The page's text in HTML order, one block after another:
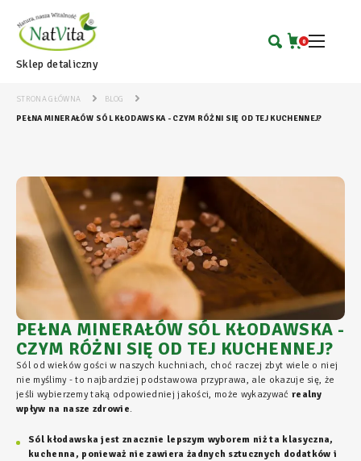
Sklep detaliczny
0
STRONA GŁÓWNA
BLOG
PEŁNA MINERAŁÓW SÓL KŁODAWSKA - CZYM RÓŻNI SIĘ OD TEJ KUCHENNEJ?
PEŁNA MINERAŁÓW SÓL KŁODAWSKA -
CZYM RÓŻNI SIĘ OD TEJ KUCHENNEJ?
Sól od wieków gości w naszych kuchniach, choć raczej zbyt wiele o niej
nie myślimy - to najbardziej podstawowa przyprawa, ale okazuje się, że
jeśli wybierzemy taką odpowiedniej jakości, może wykazywać realny
wpływ na nasze zdrowie.
Sól kłodawska jest znacznie lepszym wyborem niż ta klasyczna,
kuchenna, ponieważ nie zawiera żadnych sztucznych dodatków i